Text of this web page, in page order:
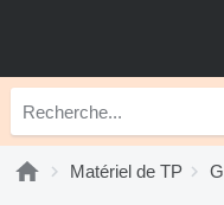
Matériel de TP